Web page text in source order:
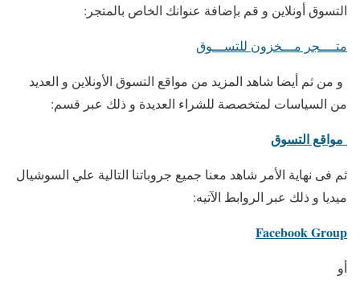
التسوق أونلاين و قم بإضافة عنوانك الخاص بالمتجر:
متــــجر مـــخزون للتســـوق
و من ثم أيضا شاهد المزيد من مواقع التسوق الأونلاين و العديد
من السياسات لمتخصصة للشراء العديدة و ذلك عبر قسم:
مواقع التسوق
ثم فى نهاية الأمر شاهد معنا جميع جروباتنا التالية علي السوشيال
ميديا و ذلك عبر الروابط الآتيه:
Facebook Group
أو